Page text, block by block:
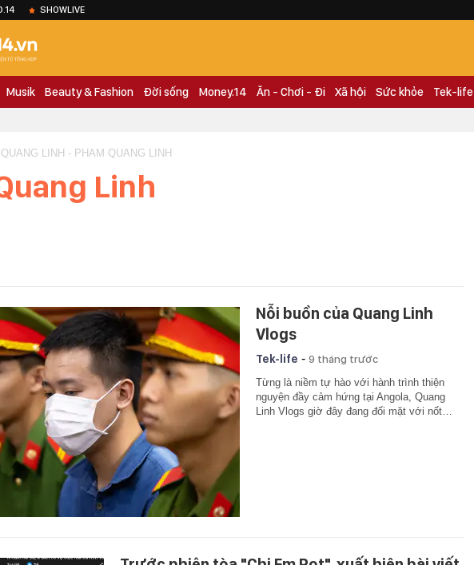
SHOWLIVE
Musik Beauty & Fashion Đời sống Money.14 Ăn - Chơi - Đi Xã hội Sức khỏe Tek-life
LINH - PHAM QUANG LINH
Linh
Nỗi buồn của Quang Linh
Vlogs
Tek-life - 9 tháng trước
Từng là niềm tự hào với hành trình thiện
nguyện đầy cảm hứng tại Angola, Quang
Linh Vlogs giờ đây đang đối mặt với nốt…